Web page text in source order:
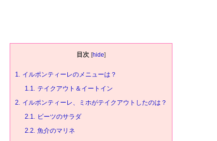
目次 [hide]
1. イルポンティーレのメニューは？
1.1. テイクアウト＆イートイン
2. イルポンティーレ、ミホがテイクアウトしたのは？
2.1. ビーツのサラダ
2.2. 魚介のマリネ